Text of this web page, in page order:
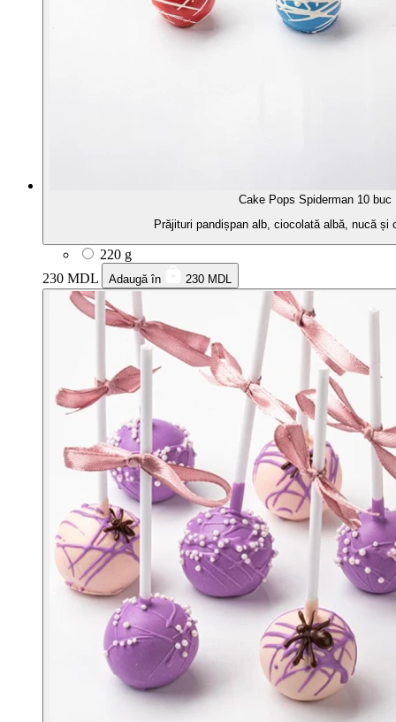
Cake Pops Spiderman 10 buc
Prăjituri pandișpan alb, ciocolată albă, nucă și
220 g
230 MDL
Adaugă în 230 MDL